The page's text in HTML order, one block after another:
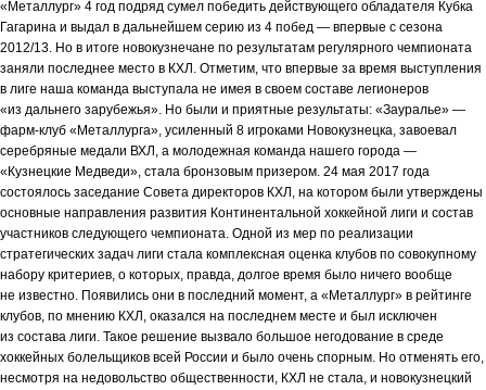
«Металлург» 4 год подряд сумел победить действующего обладателя Кубка
Гагарина и выдал в дальнейшем серию из 4 побед — впервые с сезона
2012/13. Но в итоге новокузнечане по результатам регулярного чемпионата
заняли последнее место в КХЛ. Отметим, что впервые за время выступления
в лиге наша команда выступала не имея в своем составе легионеров
«из дальнего зарубежья». Но были и приятные результаты: «Зауралье» —
фарм-клуб «Металлурга», усиленный 8 игроками Новокузнецка, завоевал
серебряные медали ВХЛ, а молодежная команда нашего города —
«Кузнецкие Медведи», стала бронзовым призером. 24 мая 2017 года
состоялось заседание Совета директоров КХЛ, на котором были утверждены
основные направления развития Континентальной хоккейной лиги и состав
участников следующего чемпионата. Одной из мер по реализации
стратегических задач лиги стала комплексная оценка клубов по совокупному
набору критериев, о которых, правда, долгое время было ничего вообще
не известно. Появились они в последний момент, а «Металлург» в рейтинге
клубов, по мнению КХЛ, оказался на последнем месте и был исключен
из состава лиги. Такое решение вызвало большое негодование в среде
хоккейных болельщиков всей России и было очень спорным. Но отменять его,
несмотря на недовольство общественности, КХЛ не стала, и новокузнецкий